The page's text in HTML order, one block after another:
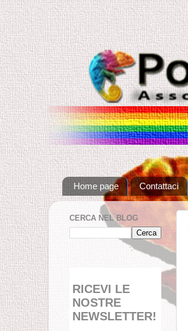
Home page Contattaci
CERCA NEL BLOG
RICEVI LE
NOSTRE
NEWSLETTER!